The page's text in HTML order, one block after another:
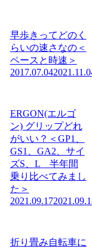
早歩きってどのく
らいの速さなの＜
ペースと時速＞
2017.07.04
ERGON(エルゴ
ン) グリップどれ
がいい？＜GP1、
GS1、GA2、サイ
ズS、L 半年間
乗り比べてみまし
た＞
2021.09.17
折り畳み自転車に